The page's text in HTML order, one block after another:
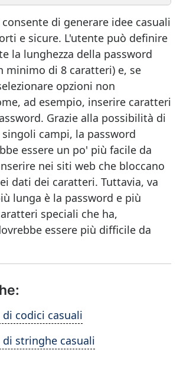
di generare idee casuali
e sicure. L'utente può definire
la lunghezza della password
minimo di 8 caratteri) e, se
opzioni non
ad esempio, inserire caratteri
Grazie alla possibilità di
campi, la password
essere un po' più facile da
nei siti web che bloccano
dati dei caratteri. Tuttavia, va
lunga è la password e più
speciali che ha,
essere più difficile da
codici casuali
di stringhe casuali